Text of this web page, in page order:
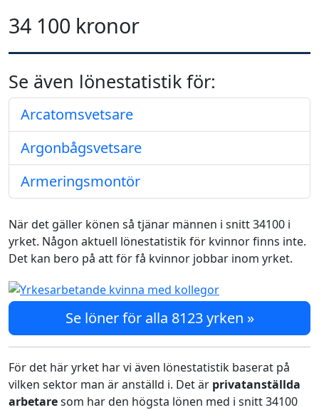
34 100 kronor
Se även lönestatistik för:
Arcatomsvetsare
Argonbågsvetsare
Armeringsmontör
När det gäller könen så tjänar männen i snitt 34100 i
yrket. Någon aktuell lönestatistik för kvinnor finns inte.
Det kan bero på att för få kvinnor jobbar inom yrket.
Se löner för alla 8123 yrken »
För det här yrket har vi även lönestatistik baserat på
vilken sektor man är anställd i. Det är privatanställda
arbetaresom har den högsta lönen med i snitt 34100